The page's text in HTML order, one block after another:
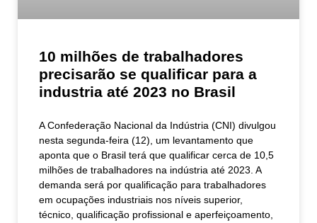
10 milhões de trabalhadores
precisarão se qualificar para a
industria até 2023 no Brasil
A Confederação Nacional da Indústria (CNI) divulgou
nesta segunda-feira (12), um levantamento que
aponta que o Brasil terá que qualificar cerca de 10,5
milhões de trabalhadores na indústria até 2023. A
demanda será por qualificação para trabalhadores
em ocupações industriais nos níveis superior,
técnico, qualificação profissional e aperfeiçoamento,